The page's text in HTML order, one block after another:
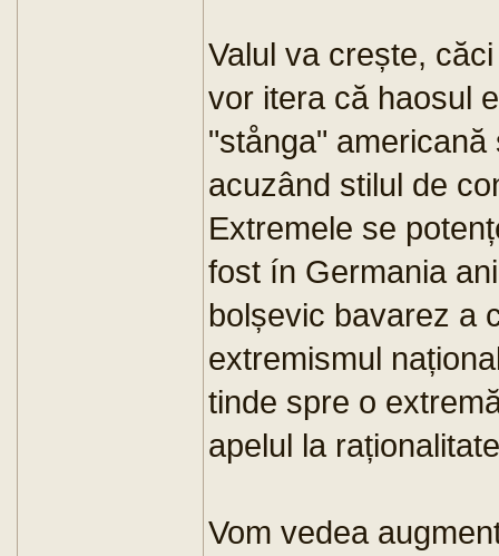
Valul va crește,
vor itera că haosul
"stånga"
acuzând stilul de
Extremele se
fost ín Germania
bolșevic bavarez a
extremismul
tinde spre o
apelul la
Vom vedea